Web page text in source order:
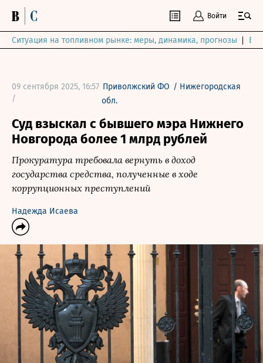
Войти
Ситуация на топливном рынке: меры, динамика, прогнозы
09 сентября 2025, 16:57
/
Приволжский ФО / Нижегородская
обл.
Суд взыскал с бывшего мэра Нижнего
Новгорода более 1 млрд рублей
Прокуратура требовала вернуть в доход
государства средства, полученные в ходе
коррупционных преступлений
Надежда Исаева